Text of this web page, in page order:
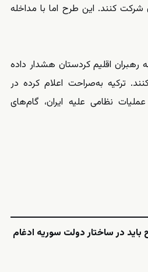
شرکت کنند. این طرح اما با مداخله
رهبران اقلیم کردستان هشدار داده
ترکیه به‌صراحت اعلام کرده در
نظامی علیه ایران، گام‌های
در ساختار دولت سوریه ادغام